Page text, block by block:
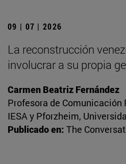
09 | 07 | 2026
La reconstrucción
involucrar a su propia
Carmen Beatriz Fernández
Profesora de Comunicación
IESA y Pforzheim,
Publicado en: The